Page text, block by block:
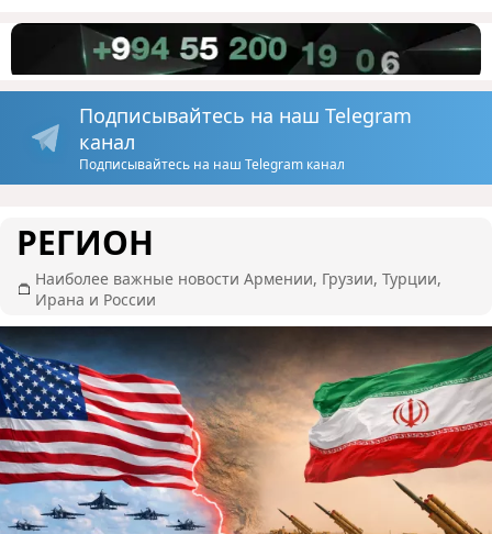
Подписывайтесь на наш Telegram
канал
Подписывайтесь на наш Telegram канал
РЕГИОН
Наиболее важные новости Армении, Грузии, Турции,
Ирана и России